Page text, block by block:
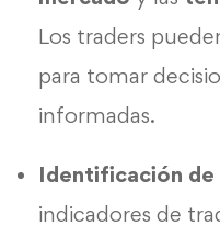
Los traders
para tomar
informadas.
Identificación
indicadores de